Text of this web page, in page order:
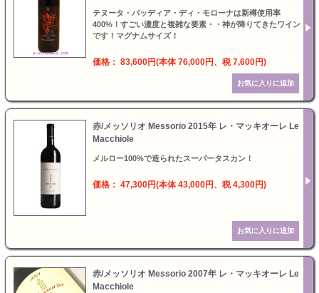
テヌータ・バッディア・ディ・モローナは新樽使用率
400%！すごい濃度と複雑な要素・・神が降りてきたワイン
です！マグナムサイズ！
価格： 83,600円(本体 76,000円、税 7,600円)
赤/メッソリオ Messorio 2015年 レ・マッキオーレ Le
Macchiole
メルロー100%で造られたスーパータスカン！
価格： 47,300円(本体 43,000円、税 4,300円)
赤/メッソリオ Messorio 2007年 レ・マッキオーレ Le
Macchiole